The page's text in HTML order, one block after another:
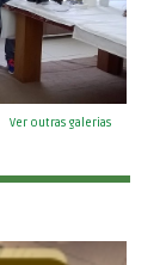
Ver outras galerias